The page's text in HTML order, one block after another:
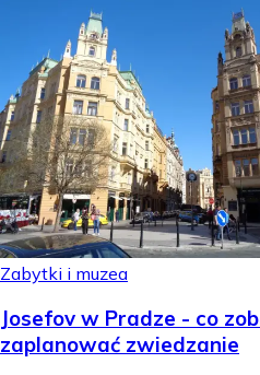
Zabytki i muzea
Josefov w Pradze - co
zaplanować zwiedzanie